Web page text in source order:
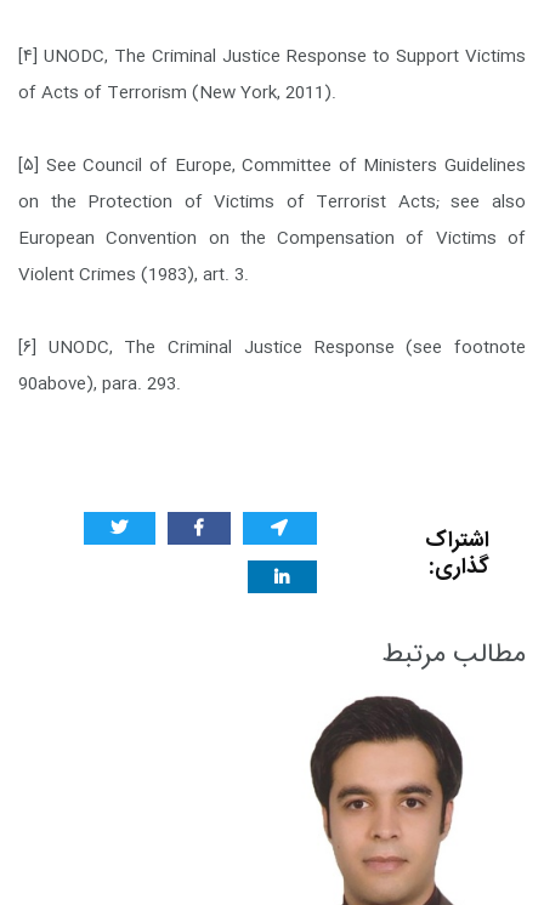
[۴] UNODC, The Criminal Justice Response to Support Victims
of Acts of Terrorism (New York, 2011).
[۵] See Council of Europe, Committee of Ministers Guidelines
on the Protection of Victims of Terrorist Acts; see also
European Convention on the Compensation of Victims of
Violent Crimes (1983), art. 3.
[۶] UNODC, The Criminal Justice Response (see footnote
90above), para. 293.
اشتراک
گذاری:
مطالب مرتبط